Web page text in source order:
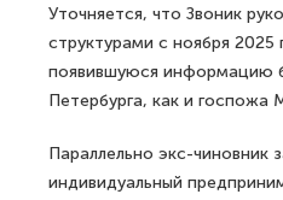
Уточняется, что Звоник
структурами с ноября
появившуюся информацию
Петербурга, как и госпожа
Параллельно экс-чиновник
индивидуальный